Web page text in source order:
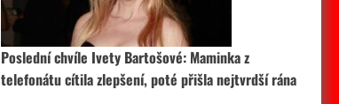
Poslední chvíle Ivety Bartošové: Maminka z
telefonátu cítila zlepšení, poté přišla nejtvrdší rána